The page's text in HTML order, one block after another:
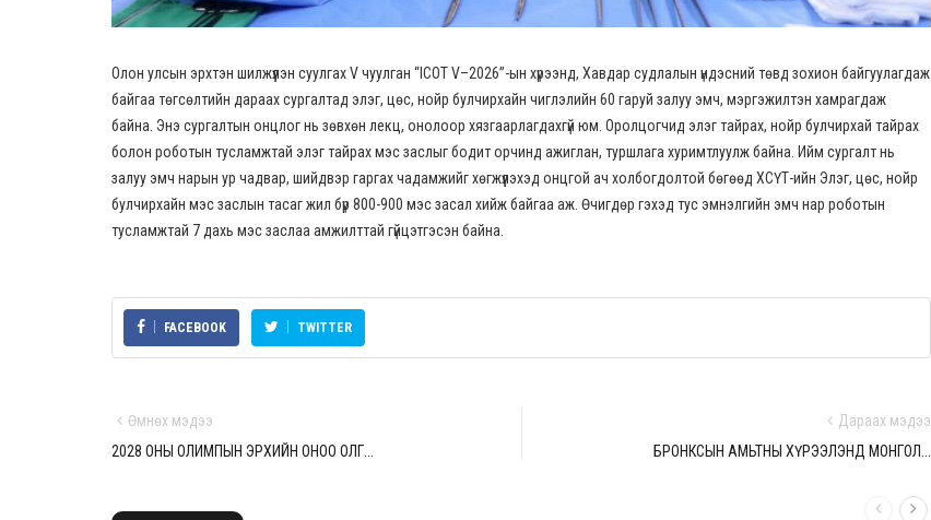
Олон улсын эрхтэн шилжүүлэн суулгах V чуулган “ICOT V–2026”-ын хүрээнд, Хавдар судлалын үндэсний төвд зохион байгуулагдаж
байгаа төгсөлтийн дараах сургалтад элэг, цөс, нойр булчирхайн чиглэлийн 60 гаруй залуу эмч, мэргэжилтэн хамрагдаж
байна. Энэ сургалтын онцлог нь зөвхөн лекц, онолоор хязгаарлагдахгүй юм. Оролцогчид элэг тайрах, нойр булчирхай тайрах
болон роботын тусламжтай элэг тайрах мэс заслыг бодит орчинд ажиглан, туршлага хуримтлуулж байна. Ийм сургалт нь
залуу эмч нарын ур чадвар, шийдвэр гаргах чадамжийг хөгжүүлэхэд онцгой ач холбогдолтой бөгөөд ХСҮТ-ийн Элэг, цөс, нойр
булчирхайн мэс заслын тасаг жил бүр 800-900 мэс засал хийж байгаа аж. Өчигдөр гэхэд тус эмнэлгийн эмч нар роботын
тусламжтай 7 дахь мэс заслаа амжилттай гүйцэтгэсэн байна.
FACEBOOK TWITTER
Өмнөх мэдээ
2028 ОНЫ ОЛИМПЫН ЭРХИЙН ОНОО ОЛГ...
Дараах мэдээ
БРОНКСЫН АМЬТНЫ ХҮРЭЭЛЭНД МОНГОЛ...